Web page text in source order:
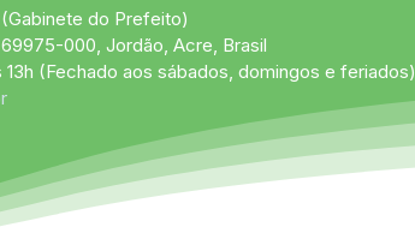
(Gabinete do Prefeito)
000, Jordão, Acre, Brasil
13h (Fechado aos sábados, domingos e feriados)